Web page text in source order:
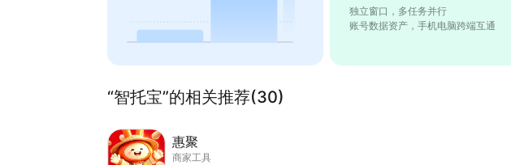
独立窗口，多任务并行
账号数据资产，手机电脑跨端互通
“智托宝”的相关推荐(30)
惠聚
商家工具